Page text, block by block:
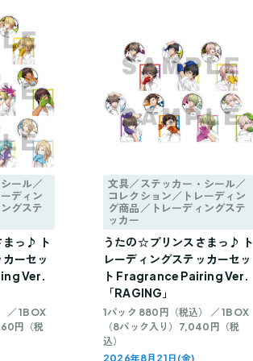
ール／
ディン
グステ
っ♪ ト
ーセッ
Ver.
／ 1BOX
円（税
文具／ステッカー・シール／
コレクション／トレーディン
グ商品／トレーディングステ
ッカー
うたの☆プリンスさまっ♪ ト
レーディングステッカーセッ
ト Fragrance Pairing Ver.
「RAGING」
1パック 880円（税込） ／ 1BOX
（8パック入り）7,040円（税
込）
2026年8月21日(金)